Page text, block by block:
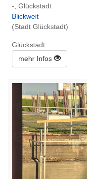
-, Glückstadt
Blickweit
(Stadt Glückstadt)
Glückstadt
mehr Infos